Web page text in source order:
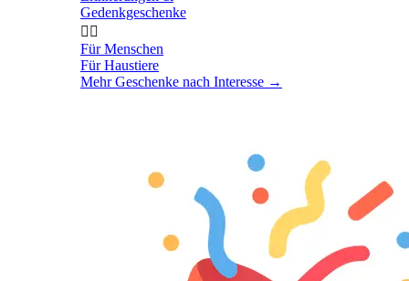
Gedenkgeschenke
 
Für Menschen
Für Haustiere
Mehr Geschenke nach Interesse →